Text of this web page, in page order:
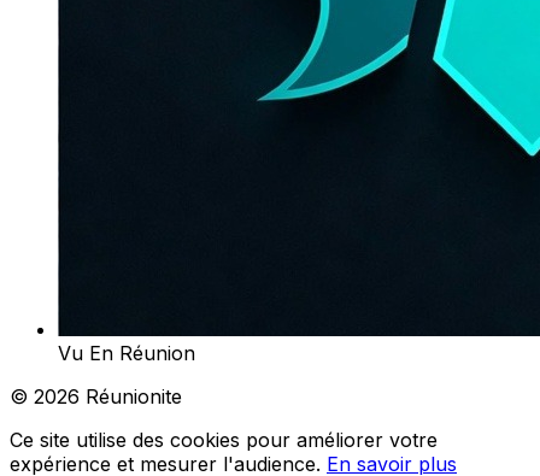
Vu En Réunion
© 2026 Réunionite
Ce site utilise des cookies pour améliorer votre
expérience et mesurer l'audience. En savoir plus